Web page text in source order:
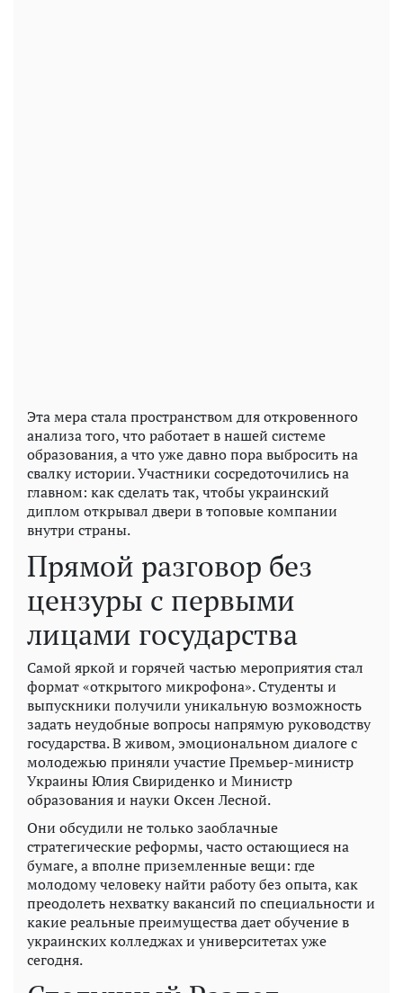
Эта мера стала пространством для откровенного
анализа того, что работает в нашей системе
образования, а что уже давно пора выбросить на
свалку истории. Участники сосредоточились на
главном: как сделать так, чтобы украинский
диплом открывал двери в топовые компании
внутри страны.
Прямой разговор без
цензуры с первыми
лицами государства
Самой яркой и горячей частью мероприятия стал
формат «открытого микрофона». Студенты и
выпускники получили уникальную возможность
задать неудобные вопросы напрямую руководству
государства. В живом, эмоциональном диалоге с
молодежью приняли участие Премьер-министр
Украины Юлия Свириденко и Министр
образования и науки Оксен Лесной.
Они обсудили не только заоблачные
стратегические реформы, часто остающиеся на
бумаге, а вполне приземленные вещи: где
молодому человеку найти работу без опыта, как
преодолеть нехватку вакансий по специальности и
какие реальные преимущества дает обучение в
украинских колледжах и университетах уже
сегодня.